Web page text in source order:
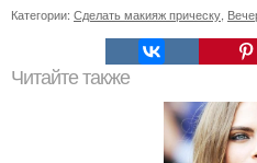
Категории: Сделать макияж прическу
Читайте также